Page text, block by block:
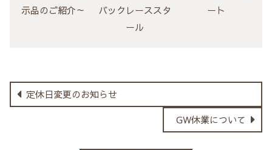
示品のご紹介～
バックレーススタ
ール
ート
定休日変更のお知らせ
GW休業について